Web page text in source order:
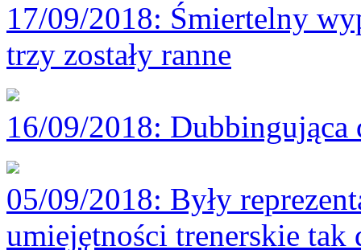
17/09/2018: Śmiertelny
trzy zostały ranne
16/09/2018: Dubbingująca
05/09/2018: Były
umiejętności trenerskie tak